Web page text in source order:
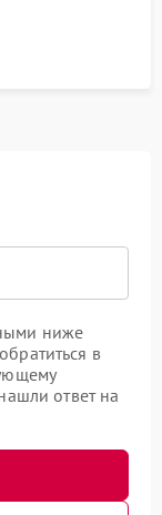
и корректного
оттайки.
ниже
в
ответ на